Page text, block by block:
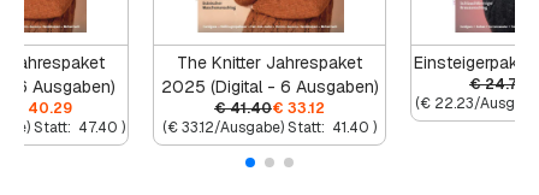
Jahrespaket
6 Ausgaben)
40.29
Statt: 47.40 )
The Knitter Jahrespaket
2025 (Digital - 6 Ausgaben)
€41.40€ 33.12
(€33.12/Ausgabe) Statt: 41.40 )
Einsteigerpaket
€24.70
(€ 22.23/